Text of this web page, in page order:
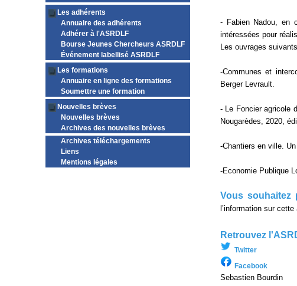
Les adhérents
Annuaire des adhérents
Adhérer à l'ASRDLF
Bourse Jeunes Chercheurs ASRDLF
Événement labellisé ASRDLF
Les formations
Annuaire en ligne des formations
Soumettre une formation
Nouvelles brèves
Nouvelles brèves
Archives des nouvelles brèves
Archives téléchargements
Liens
Mentions légales
- Fabien Nadou, en
intéressées pour
Les ouvrages
-Communes et
Berger Levrault.
- Le Foncier agricole
Nougarèdes, 2020,
-Chantiers en ville.
-Economie Publique
Vous souhaitez
l’information sur
Retrouvez
Twitter
Facebook
Sebastien Bourdin